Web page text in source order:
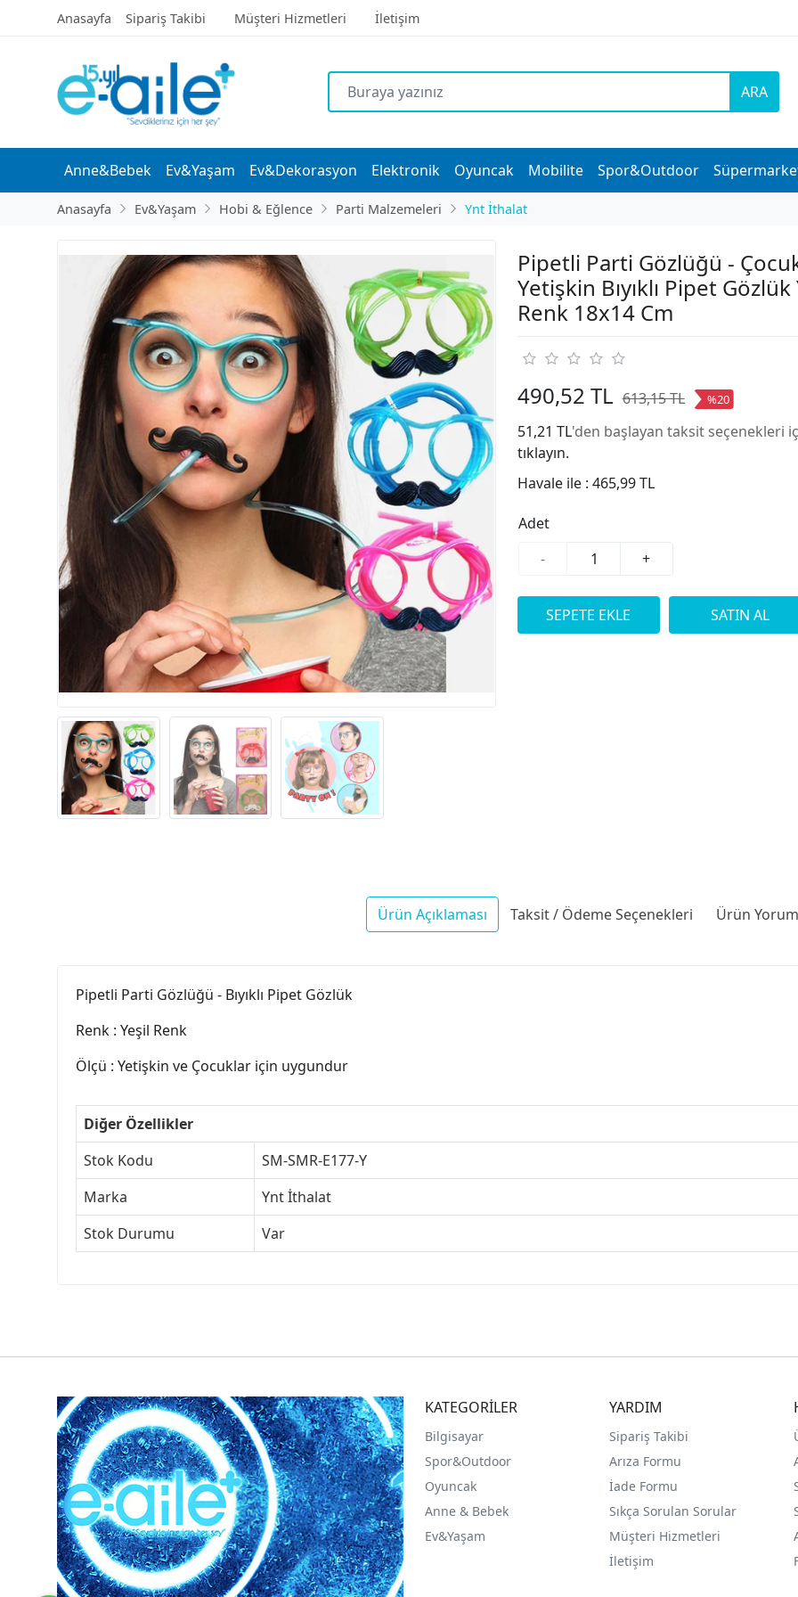
Anasayfa Sipariş Takibi Müşteri Hizmetleri İletişim
ARA
Anne&Bebek Ev&Yaşam Ev&Dekorasyon Elektronik Oyuncak Mobilite Spor&Outdoor
Anasayfa Ev&Yaşam Hobi & Eğlence Parti Malzemeleri Ynt İthalat
Pipetli Parti Gözlüğü -
Yetişkin Bıyıklı Pipet Gözlük
Renk 18x14 Cm
490,52 TL 613,15 TL %20
51,21 TL'den başlayan taksit seçenekleri
tıklayın.
Havale ile : 465,99 TL
Adet
-
+
Ürün Açıklaması Taksit / Ödeme Seçenekleri Ürün
Pipetli Parti Gözlüğü - Bıyıklı Pipet Gözlük
Renk : Yeşil Renk
Ölçü : Yetişkin ve Çocuklar için uygundur
Diğer Özellikler
Stok Kodu
SM-SMR-E177-Y
Marka
Ynt İthalat
Stok Durumu
Var
KATEGORİLER
Bilgisayar
Spor&Outdoor
Oyuncak
Anne & Bebek
Ev&Yaşam
YARDIM
Sipariş Takibi
Arıza Formu
İade Formu
Sıkça Sorulan Sorular
Müşteri Hizmetleri
İletişim